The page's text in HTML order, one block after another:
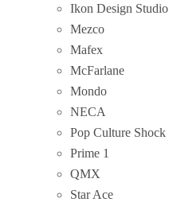
Ikon Design Studio
Mezco
Mafex
McFarlane
Mondo
NECA
Pop Culture Shock
Prime 1
QMX
Star Ace